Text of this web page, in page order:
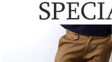
２．便利：只要手機號碼，簡訊認證
３．安心：先確認商品／服務後，再
【「AFTEE先享後付」結帳流程】
１．於結帳方式選擇「AFTEE先享
結帳頁面，進行簡訊認證並確認金額
２．訂單成立數日內，您將收到繳費
全家付款取貨
每筆NT$80，滿NT$1,800(含以上
先付款後全家取貨